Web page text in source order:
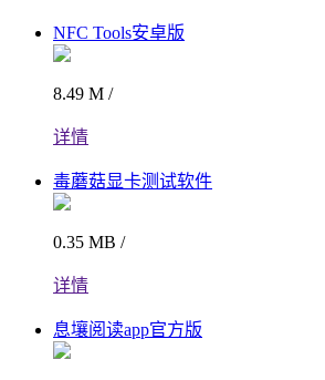
NFC Tools安卓版
8.49 M /
详情
毒蘑菇显卡测试软件
0.35 MB /
详情
息壤阅读app官方版